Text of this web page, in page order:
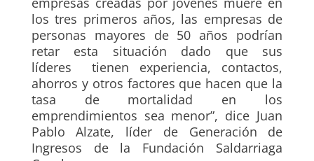
los tres primeros años, las empresas de
personas mayores de 50 años podrían
retar esta situación dado que sus
líderes tienen experiencia, contactos,
ahorros y otros factores que hacen que la
tasa de mortalidad en los
emprendimientos sea menor”, dice Juan
Pablo Alzate, líder de Generación de
Ingresos de la Fundación Saldarriaga